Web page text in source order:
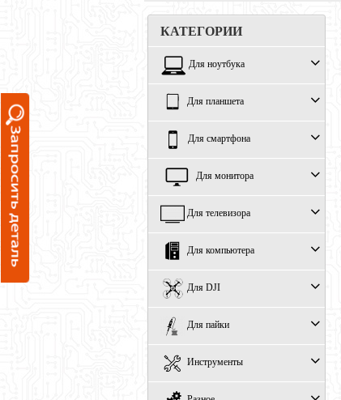
КАТЕГОРИИ
Для ноутбука
Для планшета
Для смартфона
Для монитора
Для телевизора
Для компьютера
Для DJI
Для пайки
Инструменты